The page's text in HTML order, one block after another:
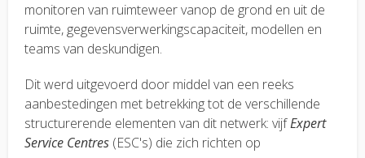
monitoren van ruimteweer vanop de grond en uit de
ruimte, gegevensverwerkingscapaciteit, modellen en
teams van deskundigen.
Dit werd uitgevoerd door middel van een reeks
aanbestedingen met betrekking tot de verschillende
structurerende elementen van dit netwerk: vijfExpert
Service Centres (ESC's) die zich richten op